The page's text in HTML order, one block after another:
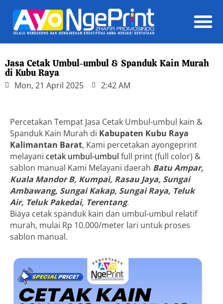
Jasa Cetak Umbul-umbul & Spanduk Kain Murah
di Kubu Raya
Mon, 21 April 2025 2:42 AM
Percetakan Tempat Jasa Cetak Umbul-umbul kain &
Spanduk Kain Murah di Kabupaten Kubu Raya
Kalimantan Barat, Kami percetakan ayongeprint
melayani cetak umbul-umbul full print (full color) &
sablon manual Kami Melayani daerah Batu Ampar,
Kuala Mandor B, Kumpai, Rasau Jaya, Sungai
Ambawang, Sungai Kakap, Sungai Raya, Teluk
Air, Teluk Pakedai, Terentang.
Biaya cetak spanduk kain dan umbul-umbul relatif
murah, mulai Rp 10.000/meter lari untuk proses
sablon manual.